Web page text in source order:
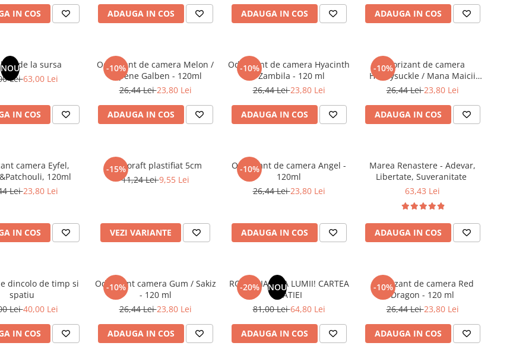
IN COS ADAUGA IN COS
Demetrescu
ADAUGA IN COS ADAUGA IN COS
NOUde la sursa
Lei63,00 Lei
IN COS
-10%
Odorizant de camera Melon /
Pepene Galben - 120ml
26,44 Lei23,80 Lei
ADAUGA IN COS
-10%
Odorizant de camera Hyacinth
/ Zambila - 120 ml
26,44 Lei23,80 Lei
ADAUGA IN COS
-10%
Odorizant de camera
Honeysuckle / Mana Maicii
Domnului - 120 ml
26,44 Lei23,80 Lei
ADAUGA IN COS
camera Eyfel,
120ml
Lei23,80 Lei
IN COS
-15%
Biblioraft plastifiat 5cm
11,24 Lei9,55 Lei
VEZI VARIANTE
-10%
Odorizant de camera Angel -
120ml
26,44 Lei23,80 Lei
ADAUGA IN COS
Marea Renastere - Adevar,
Libertate, Suveranitate
63,43 Lei
ADAUGA IN COS
dincolo de timp si
spatiu
Lei40,00 Lei
IN COS
-10%
Odorizant camera Gum / Sakiz
- 120 ml
26,44 Lei23,80 Lei
ADAUGA IN COS
-20% NOU
ROMANIA, AXA LUMII! CARTEA
NATIEI
81,00 Lei64,80 Lei
ADAUGA IN COS
-10%
Odorizant de camera Red
Dragon - 120 ml
26,44 Lei23,80 Lei
ADAUGA IN COS